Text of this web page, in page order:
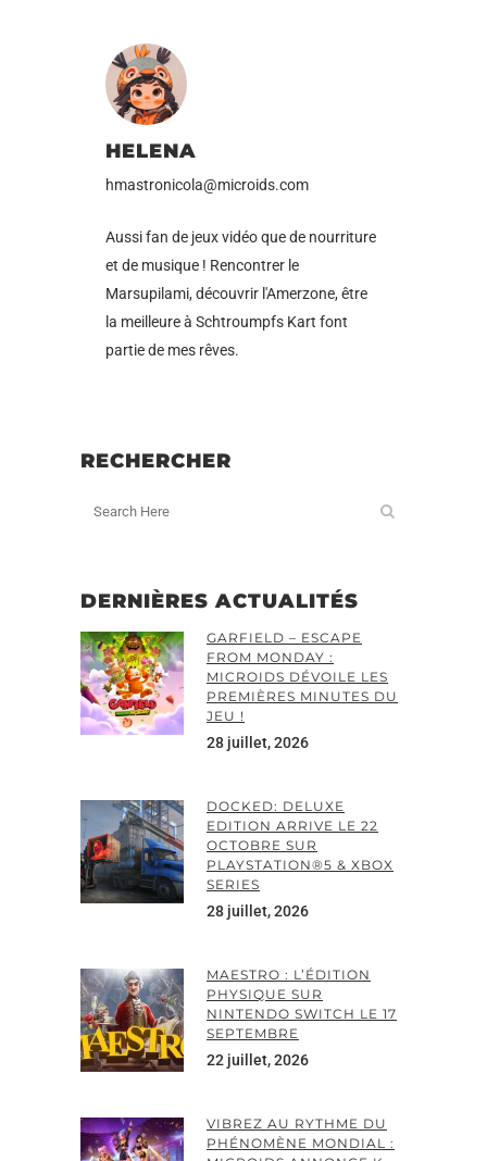
HELENA
hmastronicola@microids.com
Aussi fan de jeux vidéo que de nourriture
et de musique ! Rencontrer le
Marsupilami, découvrir l'Amerzone, être
la meilleure à Schtroumpfs Kart font
partie de mes rêves.
RECHERCHER
DERNIÈRES ACTUALITÉS
GARFIELD – ESCAPE
FROM MONDAY :
MICROIDS DÉVOILE LES
PREMIÈRES MINUTES DU
JEU !
28 juillet, 2026
DOCKED: DELUXE
EDITION ARRIVE LE 22
OCTOBRE SUR
PLAYSTATION®5 & XBOX
SERIES
28 juillet, 2026
MAESTRO : L’ÉDITION
PHYSIQUE SUR
NINTENDO SWITCH LE 17
SEPTEMBRE
22 juillet, 2026
VIBREZ AU RYTHME DU
PHÉNOMÈNE MONDIAL :